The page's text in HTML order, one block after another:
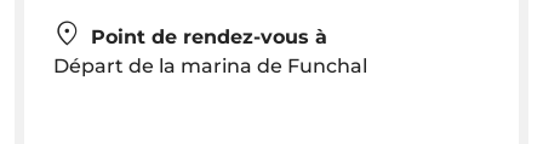
Point de rendez-vous à
Départ de la marina de Funchal